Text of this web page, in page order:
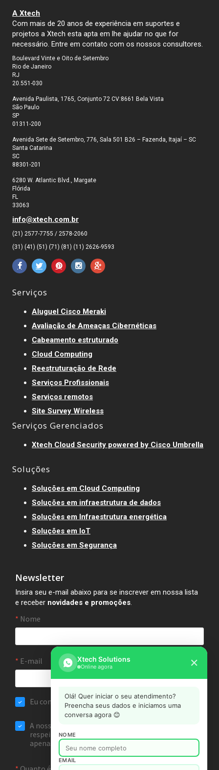
A Xtech
Com mais de 20 anos de experiência em suportes e
projetos a Xtech esta apta em lhe ajudar no que for
necessário. Entre em contato com os nossos consultores.
Boulevard Vinte e Oito de Setembro
Rio de Janeiro
RJ
20.551-030
Avenida Paulista, 1765, Conjunto 72 CV:8661 Bela Vista
São Paulo
SP
01311-200
Avenida Sete de Setembro, 776, Sala 501 B26 – Fazenda, Itajaí – SC
Santa Catarina
SC
88301-201
6280 W. Atlantic Blvd., Margate
Flórida
FL
33063
info@xtech.com.br
(21) 2577-7755 / 2578-2060
(31) (41) (51) (71) (81) (11) 2626-9593
Serviços
Aluguel Cisco Meraki
Avaliação de Ameaças Cibernéticas
Cabeamento estruturado
Cloud Computing
Reestruturação de Rede
Serviços Profissionais
Serviços remotos
Site Survey Wireless
Serviços Gerenciados
Xtech Cloud Security powered by Cisco Umbrella
Soluções
Soluções em Cloud Computing
Soluções em infraestrutura de dados
Soluções em Infraestrutura energética
Soluções em IoT
Soluções em Segurança
Newsletter
Insira seu e-mail abaixo para se inscrever em nossa lista
e receber novidades e promoções.
Xtech Solutions
Online agora ✕
Olá! Quer iniciar o seu atendimento?
Preencha seus dados e iniciamos uma
conversa agora 😊
NOME
EMAIL